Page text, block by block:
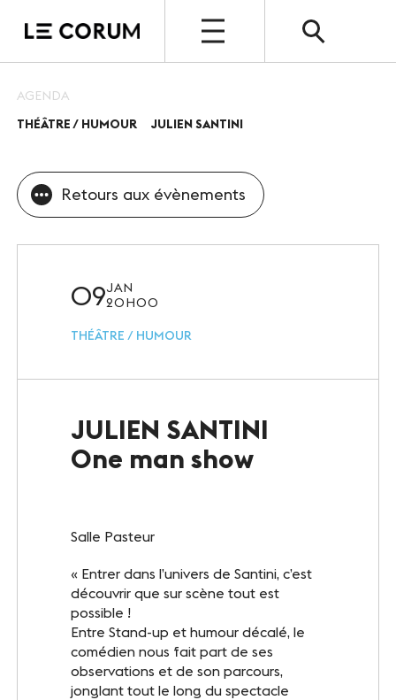
ESPACE PRO
Nos espaces
Vos évènements, nos références
Nos services
Nos offres spéciales
Le Club
Notre savoir-faire
Photothèque
ESPACE GRAND PUBLIC
Agenda
Billetterie
AGENDA
THÉÂTRE / HUMOUR
JULIEN SANTINI
Retours aux évènements
09JAN
20H00
THÉÂTRE / HUMOUR
JULIEN SANTINI
One man show
Salle Pasteur
« Entrer dans l’univers de Santini, c’est
découvrir que sur scène tout est
possible !
Entre Stand-up et humour décalé, le
comédien nous fait part de ses
observations et de son parcours,
jonglant tout le long du spectacle